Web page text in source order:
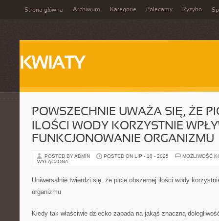
Strona główna Archiwum Kategorie Polecamy Ryzyko
KWIATY
POWSZECHNIE UWAŻA SIĘ, ŻE
ILOŚCI WODY KORZYSTNIE
FUNKCJONOWANIE ORGANIZMU
POSTED BY ADMIN POSTED ON LIP - 10 - 2025
MOŻLIWOŚĆ
WYŁĄCZONA
Uniwersalnie twierdzi się, że picie obszernej ilości wody
organizmu
Kiedy tak właściwie dziecko zapada na jakąś znaczną